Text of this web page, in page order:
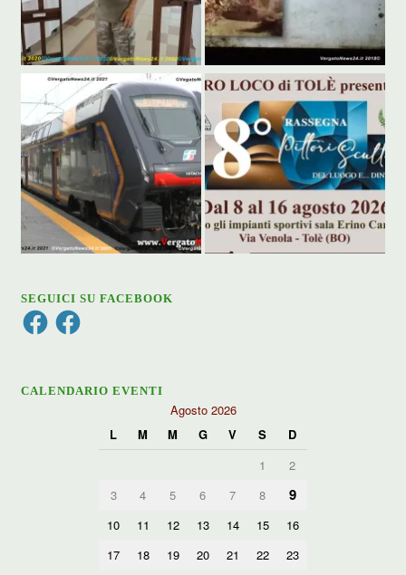
SEGUICI SU FACEBOOK
FacebookFacebook
CALENDARIO EVENTI
Agosto 2026
L
M M G V S
D
1
2
3
4 5 6 7 8 9
10 11 12 13 14 15
16
17
18 19 20 21 22
23